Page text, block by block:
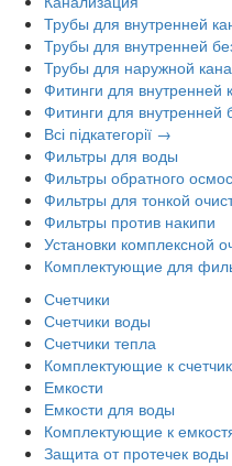
Трубы для внутренней
Трубы для внутренней
Трубы для наружной
Фитинги для внутренней
Фитинги для внутренней
Всі підкатегорії →
Фильтры для воды
Фильтры обратного
Фильтры для тонкой
Фильтры против накипи
Установки комплексной
Комплектующие для
Счетчики
Счетчики воды
Счетчики тепла
Комплектующие к
Емкости
Емкости для воды
Комплектующие к
Защита от протечек